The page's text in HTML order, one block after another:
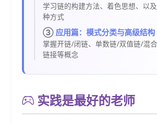
学习链的构建方法、着色思想、以
种方式
③ 应用篇：模式分类与高级结构
掌握开链/闭链、单数链/双值链/混
链接等概念
实践是最好的老师